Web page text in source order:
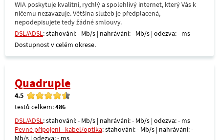
WIA poskytuje kvalitní, rychlý a spolehlivý internet, který Vás k
ničemu nezavazuje. Většina služeb je předplacená,
nepodepisujete tedy žádné smlouvy.
DSL/ADSL: stahování: - Mb/s | nahrávání: - Mb/s | odezva: - ms
Dostupnost v celém okrese.
Quadruple
4.5
testů celkem:486
DSL/ADSL: stahování: - Mb/s | nahrávání: - Mb/s | odezva: - ms
Pevné připojení - kabel/optika: stahování: - Mb/s | nahrávání: -
Mb/s | odezva: - ms